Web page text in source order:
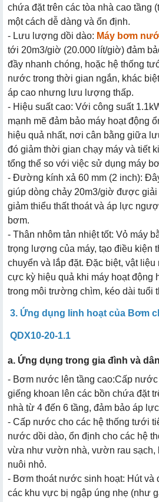
chứa đặt trên các tòa nhà cao tầng
một cách dễ dàng và ổn định.
- Lưu lượng dồi dào: Máy bơm
tới 20m3/giờ (20.000 lít/giờ) đảm
đầy nhanh chóng, hoặc hệ thống
nước trong thời gian ngắn, khác
áp cao nhưng lưu lượng thấp.
- Hiệu suất cao: Với công suất
mạnh mẽ đảm bảo máy hoạt động
hiệu quả nhất, nơi cân bằng giữa
đó giảm thời gian chạy máy và tiết
tổng thể so với việc sử dụng máy
- Đường kính xả 60 mm (2 inch):
giúp dòng chảy 20m3/giờ được giải
giảm thiểu thất thoát và áp lực
bơm.
- Thân nhôm tản nhiệt tốt: Vỏ máy
trọng lượng của máy, tạo điều kiện
chuyển và lắp đặt. Đặc biệt, vật liệu
cực kỳ hiệu quả khi máy hoạt động
trong môi trường chìm, kéo dài tuổi
3. Ứng dụng linh hoạt của Bơm
QDX10-20-1.1
a. Ứng dụng trong gia đình và
- Bơm nước lên tầng cao:Cấp
giếng khoan lên các bồn chứa đặt
nhà từ 4 đến 6 tầng, đảm bảo áp
- Cấp nước cho các hệ thống tưới
nước dồi dào, ổn định cho các hệ
vừa như vườn nhà, vườn rau sạch,
nuôi nhỏ.
- Bơm thoát nước sinh hoạt: Hút và
các khu vực bị ngập úng nhẹ (như